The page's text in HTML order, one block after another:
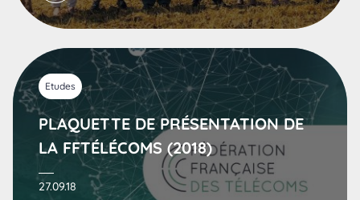
Etudes
PLAQUETTE DE PRÉSENTATION DE
LA FFTÉLÉCOMS (2018)
27.09.18